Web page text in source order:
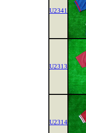
U2341
U2313
U2314